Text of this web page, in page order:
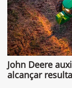
John Deere
alcançar